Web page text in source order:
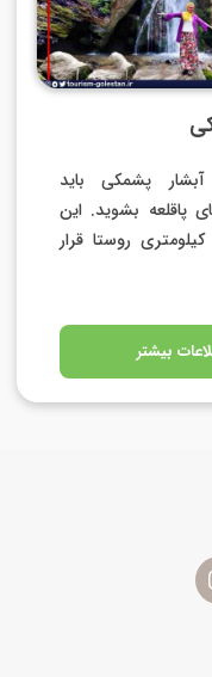
پشمکی باید
پاقلعه بشوید. این
روستا قرار
بیشتر